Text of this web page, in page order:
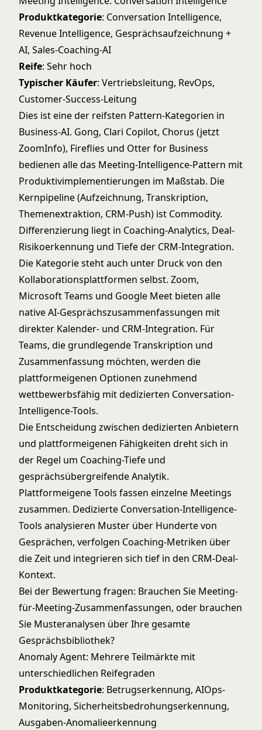
Produktkategorie: Conversation Intelligence,
Revenue Intelligence, Gesprächsaufzeichnung +
AI, Sales-Coaching-AI
Reife: Sehr hoch
Typischer Käufer: Vertriebsleitung, RevOps,
Customer-Success-Leitung
Dies ist eine der reifsten Pattern-Kategorien in
Business-AI. Gong, Clari Copilot, Chorus (jetzt
ZoomInfo), Fireflies und Otter for Business
bedienen alle das Meeting-Intelligence-Pattern mit
Produktivimplementierungen im Maßstab. Die
Kernpipeline (Aufzeichnung, Transkription,
Themenextraktion, CRM-Push) ist Commodity.
Differenzierung liegt in Coaching-Analytics, Deal-
Risikoerkennung und Tiefe der CRM-Integration.
Die Kategorie steht auch unter Druck von den
Kollaborationsplattformen selbst. Zoom,
Microsoft Teams und Google Meet bieten alle
native AI-Gesprächszusammenfassungen mit
direkter Kalender- und CRM-Integration. Für
Teams, die grundlegende Transkription und
Zusammenfassung möchten, werden die
plattformeigenen Optionen zunehmend
wettbewerbsfähig mit dedizierten Conversation-
Intelligence-Tools.
Die Entscheidung zwischen dedizierten Anbietern
und plattformeigenen Fähigkeiten dreht sich in
der Regel um Coaching-Tiefe und
gesprächsübergreifende Analytik.
Plattformeigene Tools fassen einzelne Meetings
zusammen. Dedizierte Conversation-Intelligence-
Tools analysieren Muster über Hunderte von
Gesprächen, verfolgen Coaching-Metriken über
die Zeit und integrieren sich tief in den CRM-Deal-
Kontext.
Bei der Bewertung fragen: Brauchen Sie Meeting-
für-Meeting-Zusammenfassungen, oder brauchen
Sie Musteranalysen über Ihre gesamte
Gesprächsbibliothek?
Anomaly Agent: Mehrere Teilmärkte mit
unterschiedlichen Reifegraden
Produktkategorie: Betrugserkennung, AIOps-
Monitoring, Sicherheitsbedrohungserkennung,
Ausgaben-Anomalieerkennung